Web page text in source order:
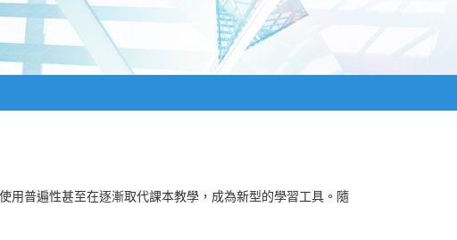
用普遍性甚至在逐漸取代課本教學，成為新型的學習工具。隨